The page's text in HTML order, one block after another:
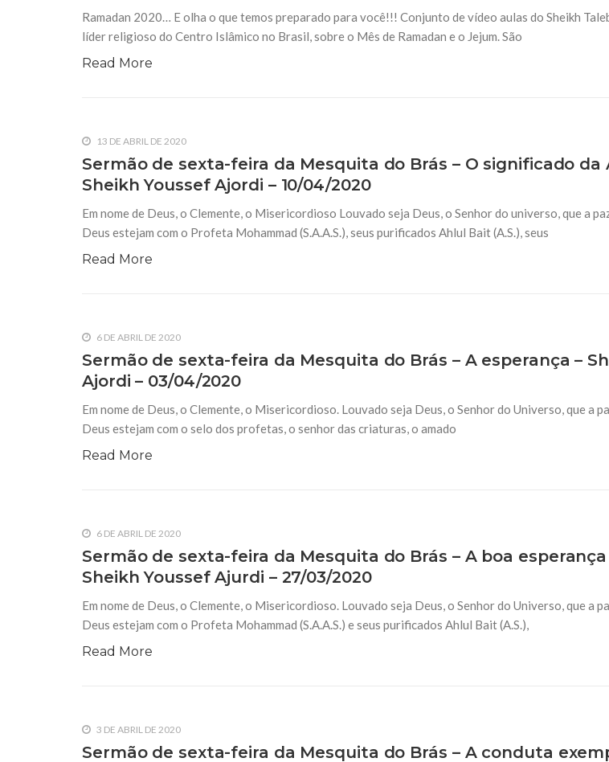
12 DE ABRIL DE 2019
do mês de Sha´ban – Sheikh Badri Mu´awiyah – 5 de
(S.A.A.S.)
Ramadan 2020… E olha o que temos preparado para você!!! Conjunto de vídeo aulas do Sheikh
líder religioso do Centro Islâmico no Brasil, sobre o Mês de Ramadan e o Jejum. São
Read More
13 DE ABRIL DE 2020
Sermão de sexta-feira da Mesquita do Brás – O significado da
Sheikh Youssef Ajordi – 10/04/2020
Em nome de Deus, o Clemente, o Misericordioso Louvado seja Deus, o Senhor do universo, que a
Deus estejam com o Profeta Mohammad (S.A.A.S.), seus purificados Ahlul Bait (A.S.), seus
Read More
6 DE ABRIL DE 2020
Sermão de sexta-feira da Mesquita do Brás – A esperança –
Ajordi – 03/04/2020
Em nome de Deus, o Clemente, o Misericordioso. Louvado seja Deus, o Senhor do Universo, que a
Deus estejam com o selo dos profetas, o senhor das criaturas, o amado
Read More
6 DE ABRIL DE 2020
Sermão de sexta-feira da Mesquita do Brás – A boa
Sheikh Youssef Ajurdi – 27/03/2020
Em nome de Deus, o Clemente, o Misericordioso. Louvado seja Deus, o Senhor do Universo, que a
Deus estejam com o Profeta Mohammad (S.A.A.S.) e seus purificados Ahlul Bait (A.S.),
Read More
3 DE ABRIL DE 2020
Sermão de sexta-feira da Mesquita do Brás – A conduta